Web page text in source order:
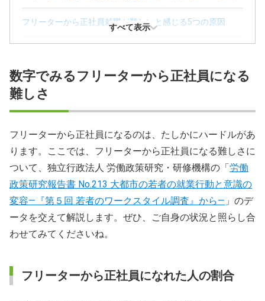
フリーターから正社員就職が難しいと感じる5つの原因
フリーターから正社員就職する難易度が低い傾向にある職
業6選
【まとめ】フリーターから正社員になれる可能性は十分あ
る！
フリーターから正社員を目指す際によくある疑問Q＆A
すべて表示
数字でみるフリーターから正社員になる
難しさ
フリーターから正社員になるのは、たしかにハードルがあ
ります。ここでは、フリーターから正社員になる難しさに
ついて、独立行政法人 労働政策研究・研修機構の「 労働
政策研究報告書 No.213 大都市の若者の就業行動と意識の
変容―『第５回 若者のワークスタイル調査』から― 」のデ
ータを交えて解説します。ぜひ、ご自身の状況と照らし合
わせてみてくださいね。
フリーターから正社員になれた人の割合